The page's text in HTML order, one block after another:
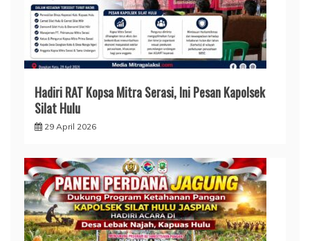
Hadiri RAT Kopsa Mitra Serasi, Ini Pesan Kapolsek
Silat Hulu
29 April 2026